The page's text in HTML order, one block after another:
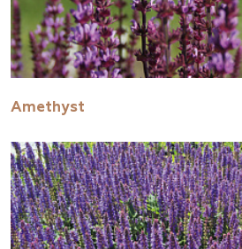
Amethyst